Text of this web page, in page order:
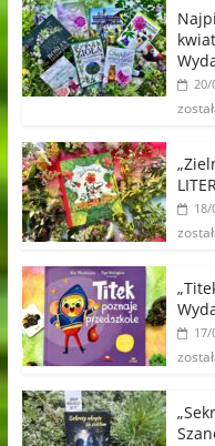
20/
18/
17/